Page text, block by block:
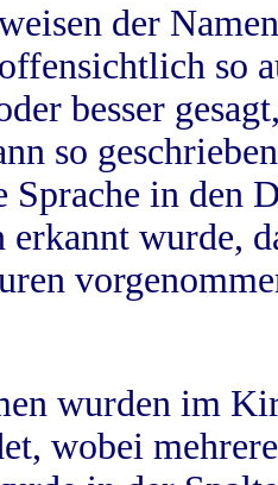
der
so
besser
so
Sprache in
erkannt wurde,
wurden im
wobei